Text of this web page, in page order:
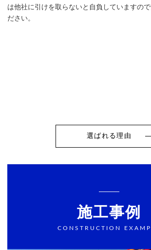
は他社に引けを取らないと自負していますの
ださい。
選ばれる理由
施工事例
CONSTRUCTION